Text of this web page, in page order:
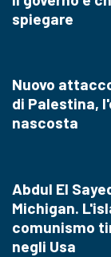
spiegare
Nuovo
di Palestina,
nascosta
Abdul El
Michigan.
comunismo
negli Usa